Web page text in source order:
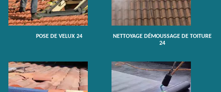
POSE DE VELUX 24
NETTOYAGE DÉMOUSSAGE DE TOITURE
24